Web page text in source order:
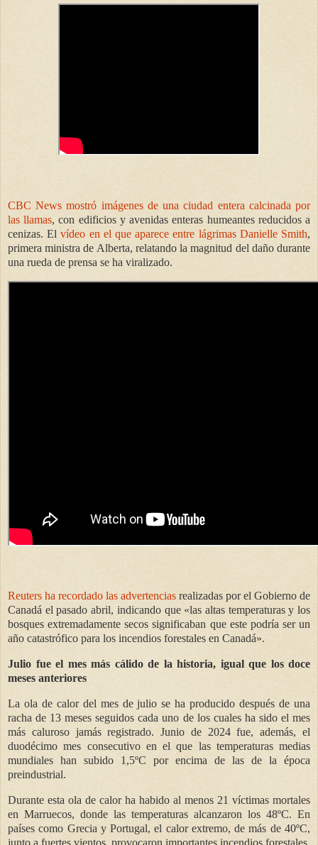
CBC News mostró imágenes de una ciudad entera calcinada por
las llamas, con edificios y avenidas enteras humeantes reducidos a
cenizas. Elvídeo en el que aparece entre lágrimas Danielle Smith,
primera ministra de Alberta, relatando la magnitud del daño durante
una rueda de prensa se ha viralizado.
Reuters ha recordado las advertencias realizadas por el Gobierno de
Canadá el pasado abril, indicando que «las altas temperaturas y los
bosques extremadamente secos significaban que este podría ser un
año catastrófico para los incendios forestales en Canadá».
Julio fue el mes más cálido de la historia, igual que los doce
meses anteriores
La ola de calor del mes de julio se ha producido después de una
racha de 13 meses seguidos cada uno de los cuales ha sido el mes
más caluroso jamás registrado. Junio de 2024 fue, además, el
duodécimo mes consecutivo en el que las temperaturas medias
mundiales han subido 1,5ºC por encima de las de la época
preindustrial.
Durante esta ola de calor ha habido al menos 21 víctimas mortales
en Marruecos, donde las temperaturas alcanzaron los 48ºC. En
países como Grecia y Portugal, el calor extremo, de más de 40ºC,
junto a fuertes vientos, provocaron importantes incendios forestales.